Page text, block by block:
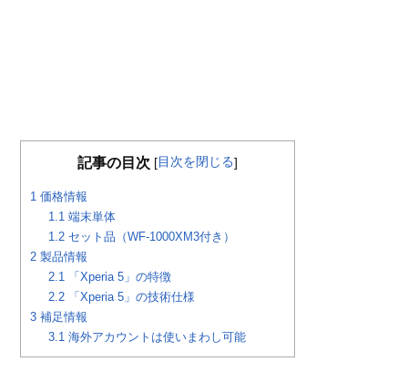
記事の目次 [目次を閉じる]
1 価格情報
1.1 端末単体
1.2 セット品（WF-1000XM3付き）
2 製品情報
2.1 「Xperia 5」の特徴
2.2 「Xperia 5」の技術仕様
3 補足情報
3.1 海外アカウントは使いまわし可能